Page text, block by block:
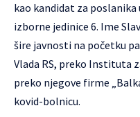
kao kandidat za
izborne jedinice 6. Ime
šire javnosti na početku
Vlada RS, preko Instituta
preko njegove firme
kovid-bolnicu.